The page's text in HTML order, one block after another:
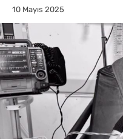
10 Mayıs 2025